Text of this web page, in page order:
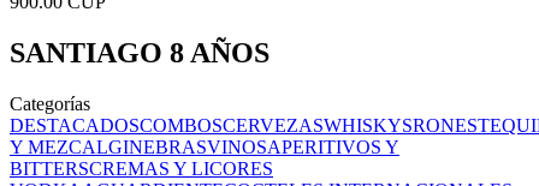
SANTIAGO 8 AÑOS
Categorías
DESTACADOSCOMBOSCERVEZASWHISKYSRONES
Y MEZCALGINEBRASVINOSAPERITIVOS Y
BITTERSCREMAS Y LICORES